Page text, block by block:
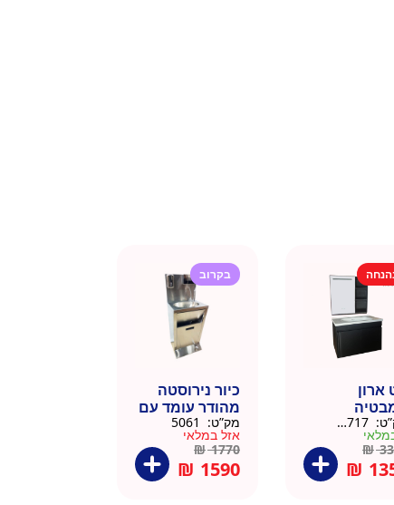
ארון
שחור
₪
₪
בקרוב
כיור נירוסטה
מהודר עומד עם
פח אשפה
ברצלונה
מק”ט:
אזל במלאי
₪1770
₪ 1590